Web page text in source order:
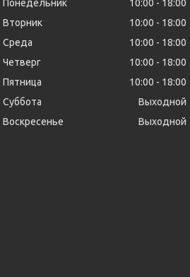
Понедельник 10:00
18:00
Вторник
10:00
18:00
Среда
10:00
18:00
Четверг
10:00
18:00
Пятница
10:00
18:00
Суббота
Выходной
Воскресенье
Выходной